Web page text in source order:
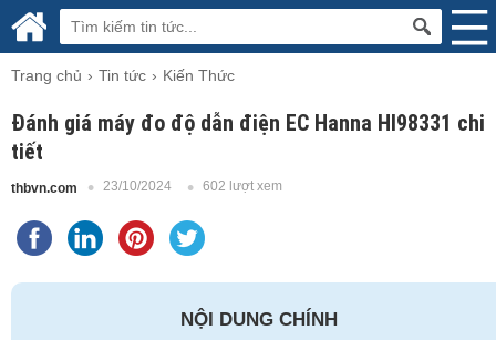
Trang chủ Tin tức Kiến Thức
Đánh giá máy đo độ dẫn điện EC Hanna HI98331 chi
tiết
thbvn.com 23/10/2024 602 lượt xem
NỘI DUNG CHÍNH